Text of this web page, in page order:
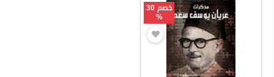
خصم 30
%